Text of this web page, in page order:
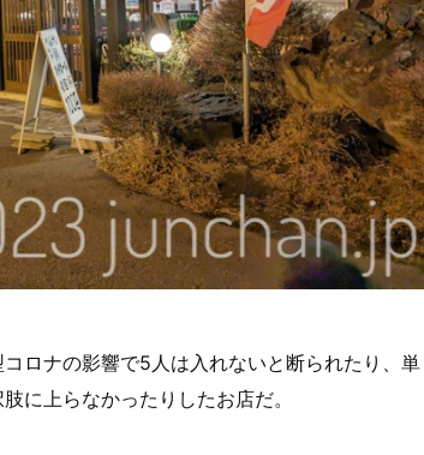
ロナの影響で5人は入れないと断られたり、単
に上らなかったりしたお店だ。